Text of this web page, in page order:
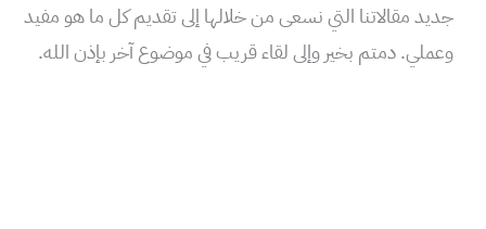
جديد مقالاتنا التي نسعى من خلالها إلى تقديم كل ما هو مفيد
وعملي. دمتم بخير وإلى لقاء قريب في موضوع آخر بإذن الله.